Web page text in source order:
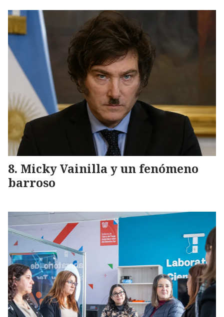
Micky Vainilla y un fenómeno
barroso